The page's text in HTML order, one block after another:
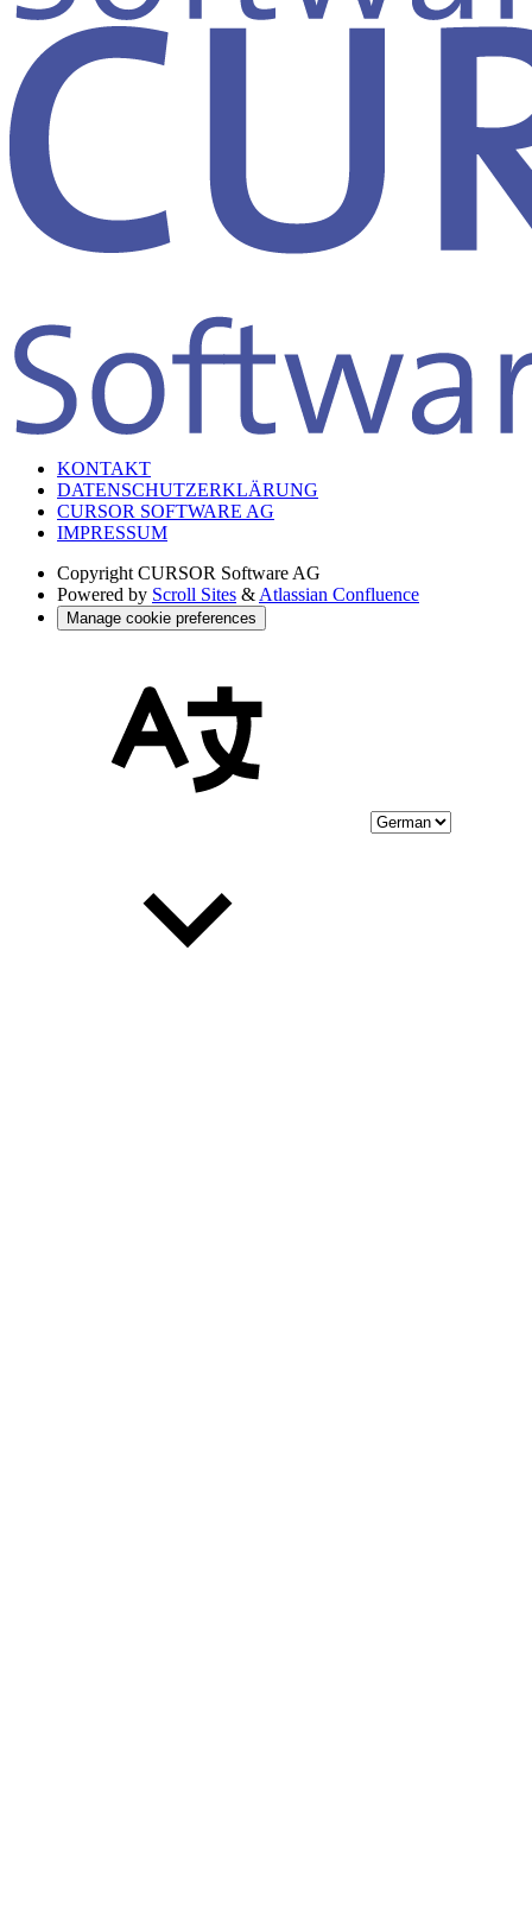
KONTAKT
DATENSCHUTZERKLÄRUNG
CURSOR SOFTWARE AG
IMPRESSUM
Copyright CURSOR Software AG
Powered by Scroll Sites & Atlassian Confluence
Manage cookie preferences